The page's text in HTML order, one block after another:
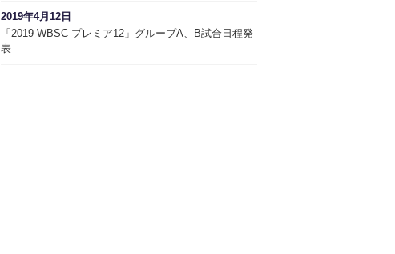
2019年4月12日
「2019 WBSC プレミア12」グループA、B試合日程発
表